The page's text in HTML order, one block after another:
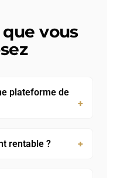
vous
plateforme de
rentable ?